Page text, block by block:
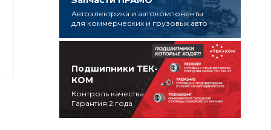
Автоэлектрика и автокомпоненты
для коммерческих и грузовых авто
Подшипники ТЕК-
КОМ
Контроль качества
Гарантия 2 года